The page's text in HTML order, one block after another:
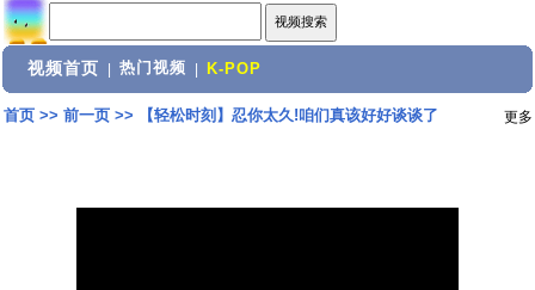
视频首页 热门视频 K-POP
首页>> 前一页>> 【轻松时刻】忍你太久!咱们真该好好谈谈了 更多